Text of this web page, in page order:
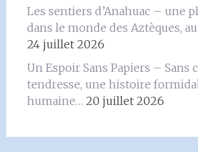
Les sentiers d’Anahuac – une
dans le monde des Aztèques,
24 juillet 2026
Un Espoir Sans Papiers – Sans
tendresse, une histoire
humaine… 20 juillet 2026